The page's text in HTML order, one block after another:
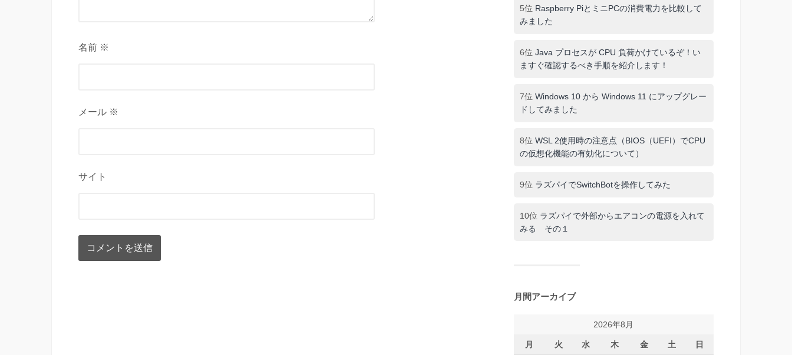
名前 ※
メール ※
サイト
5位 Raspberry PiとミニPCの消費電力を比較して
みました
6位 Java プロセスが CPU 負荷かけているぞ！い
ますぐ確認するべき手順を紹介します！
7位 Windows 10 から Windows 11 にアップグレー
ドしてみました
8位 WSL 2使用時の注意点（BIOS（UEFI）でCPU
の仮想化機能の有効化について）
9位 ラズパイでSwitchBotを操作してみた
10位 ラズパイで外部からエアコンの電源を入れて
みる その１
月間アーカイブ
2026年8月
月 火 水 木 金 土 日